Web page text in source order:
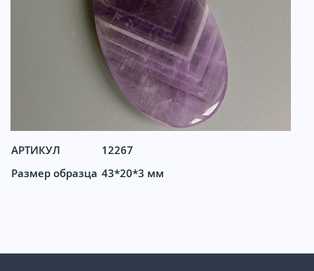
АРТИКУЛ
12267
Размер образца 43*20*3 мм